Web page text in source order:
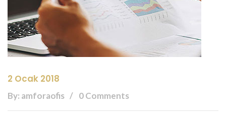
2 Ocak 2018
By: amforaofis 0 Comments